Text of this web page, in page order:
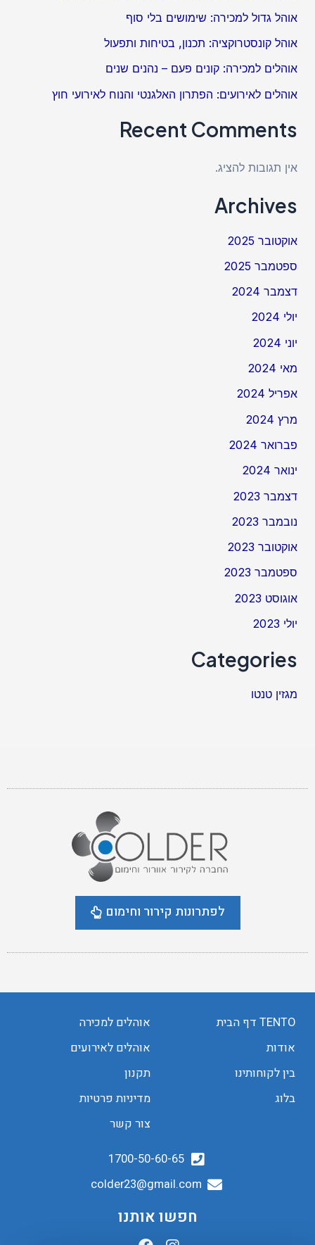
אוהל גדול למכירה: שימושים בלי סוף
אוהל קונסטרוקציה: תכנון, בטיחות ותפעול
אוהלים למכירה: קונים פעם – נהנים שנים
אוהלים לאירועים: הפתרון האלגנטי והנוח לאירועי חוץ
Recent Comments
אין תגובות להציג.
Archives
אוקטובר 2025
ספטמבר 2025
דצמבר 2024
יולי 2024
יוני 2024
מאי 2024
אפריל 2024
מרץ 2024
פברואר 2024
ינואר 2024
דצמבר 2023
נובמבר 2023
אוקטובר 2023
ספטמבר 2023
אוגוסט 2023
יולי 2023
Categories
מגזין טנטו
לפתרונות קירור וחימום
TENTO דף הבית
אודות
בין לקוחותינו
בלוג
אוהלים למכירה
אוהלים לאירועים
תקנון
מדיניות פרטיות
צור קשר
1700-50-60-65
colder23@gmail.com
חפשו אותנו